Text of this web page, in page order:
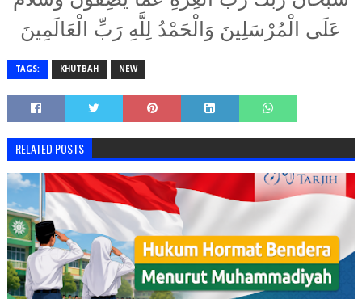
عَلَى الْمُرْسَلِينَ وَالْحَمْدُ لِلَّهِ رَبِّ الْعَالَمِينَ
TAGS: KHUTBAH NEW
RELATED POSTS